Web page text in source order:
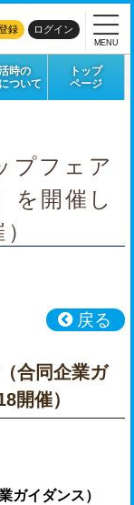
録 ログイン
時の
ついて
トップ
ページ
MENU
プフェア
を開催し
戻る
合同企業ガ
開催）
ガイダンス）